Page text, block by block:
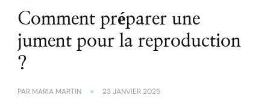
Comment préparer une
jument pour la reproduction
?
PAR MARIA MARTIN 23 JANVIER 2025